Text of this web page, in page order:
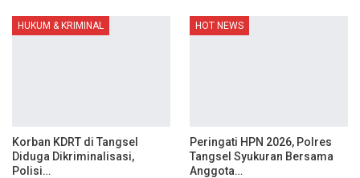
HUKUM & KRIMINAL
Korban KDRT di Tangsel
Diduga Dikriminalisasi,
Polisi…
HOT NEWS
Peringati HPN 2026, Polres
Tangsel Syukuran Bersama
Anggota…